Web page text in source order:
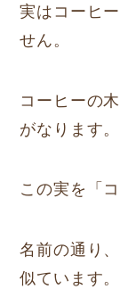
実はコーヒ
せん。
コーヒーの
がなります。
この実を「
名前の通り
似ています。